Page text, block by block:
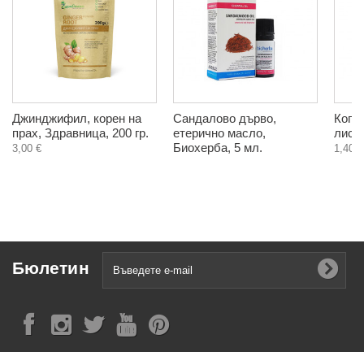
Джинджифил, корен на
прах, Здравница, 200 гр.
3,00 €
Сандалово дърво,
етерично масло,
Биохерба, 5 мл.
1,40 €
Бюлетин